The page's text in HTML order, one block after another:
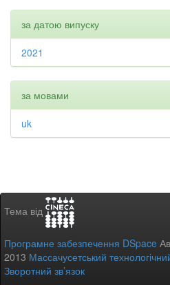
за датою випуску
2021
за мовами
uk
Тема від
Програмне забезпечення DSpace
2013 Массачусетський
Зворотний зв’язок